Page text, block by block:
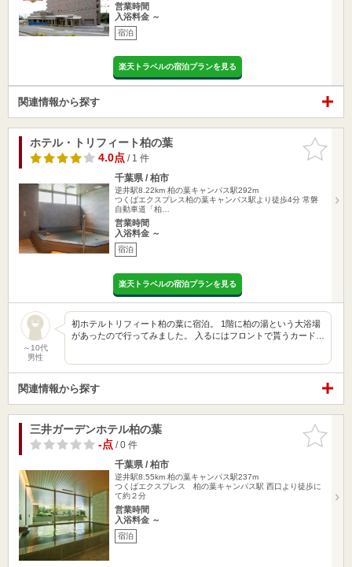
営業時間
入浴料金 ～
宿泊
楽天トラベルの宿泊プランを見る
関連情報から探す
お気に入
りに追加
ホテル・トリフィート柏の葉
4.0点/ 1 件
千葉県 / 柏市
逆井駅8.22km 柏の葉キャンパス駅292m
つくばエクスプレス柏の葉キャンパス駅より徒歩4分 常磐
自動車道「柏…
営業時間
入浴料金 ～
宿泊
楽天トラベルの宿泊プランを見る
～10代
男性
初ホテルトリフィート柏の葉に宿泊。 1階に柏の湯という大浴場
があったので行ってみました。 入るにはフロントで貰うカード…
関連情報から探す
お気に入
りに追加
三井ガーデンホテル柏の葉
-点/ 0 件
千葉県 / 柏市
逆井駅8.55km 柏の葉キャンパス駅237m
つくばエクスプレス 柏の葉キャンパス駅 西口より徒歩に
て約２分
営業時間
入浴料金 ～
宿泊